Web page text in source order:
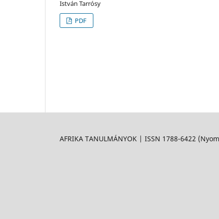
István Tarrósy
PDF
AFRIKA TANULMÁNYOK | ISSN 1788-6422